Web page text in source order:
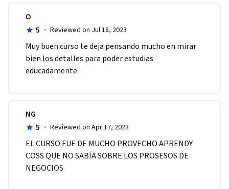
O
5 · Reviewed on Jul 18, 2023
Muy buen curso te deja pensando mucho en mirar
bien los detalles para poder estudias
educadamente.
NG
5 · Reviewed on Apr 17, 2023
EL CURSO FUE DE MUCHO PROVECHO APRENDY
COSS QUE NO SABÍA SOBRE LOS PROSESOS DE
NEGOCIOS